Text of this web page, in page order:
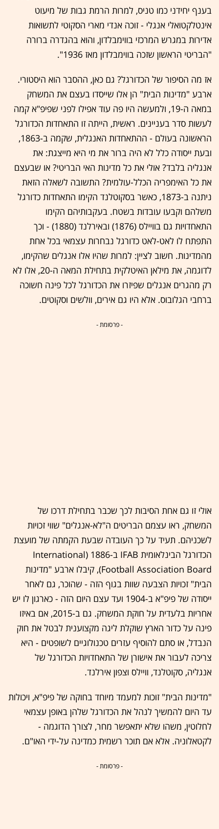
בענף יחידני כמו טניס, למרות הרמת גבות של מיעוט
אינטלקטואלי אנגלי - זוכה אנדי מארי הסקוטי לתשואות
אדירות במגרש המרכזי בווימבלדון, והוא בהגדרה ברורה
"הבריטי הראשון שזכה בווימבלדון מאז 1936".
אז מה הסיפור של הכדורגל? גם כאן, ההסבר הוא היסטורי.
ארבע "מדינות הבית" הן אלו שייסדו בעצם את המשחק
במאה ה-19, ולמעשה היו פה עוד אפילו לפני שפיפ"א קמה
לעשות סדר בעניינים. ראשית, הייתה זו התאחדות הכדורגל
הראשונה בעולם - ההתאחדות האנגלית, שקמה ב-1863,
ובעת ייסודה כלל לא היה ברור את מי היא מייצגת: את
אנגליה בלבד? אולי את כל מדינות האי הבריטי? או שבעצם
את כל האימפריה הכלל-עולמית? התשובה לשאלה הזאת
ניתנה ב-1873, כאשר בסקוטלנד הקימו התאחדות כדורגל
משלהם וקבעו עובדות בשטח. בעקבותיהם הקימו
התאחדויות גם בוויילס (1876) ובאירלנד (1880) - וכך
התפתח לו לאט-לאט כדורגל נבחרות עצמאי בכל אחת
מהמדינות. חשוב לציין: למרות שהיו אלו אנגלים שהקימו,
לדוגמה, את מילאן האיטלקית בתחילת המאה ה-20, אלו לא
רק מהגרים אנגלים שפיזרו את הכדורגל לכל פינה חשוכה
ברחבי הגלובוס. אלא היו גם אירים, וולשים וסקוטים.
- פרסומת -
אולי זו גם אחת הסיבות לכך שכבר בתחילת דרכו של
המשחק, ראו עצמם הבריטים ה"לא-אנגלים" שווי זכויות
לשכניהם. תעיד על כך העובדה שבעת הקמתה של מועצת
הכדורגל הבינלאומית IFAB ב-1886 (International
Football Association Board), קיבלו ארבע "מדינות
הבית" זכויות הצבעה שוות בגוף הזה - שהוכר, גם לאחר
ייסודה של פיפ"א ב-1904 ועד עצם היום הזה - כארגון לו יש
אחריות בלעדית על חוקת המשחק. גם ב-2015, אם באיזו
פינה על כדור הארץ שוקלת ליגה מקצוענית לבטל את חוק
הנבדל, או סתם להוסיף עזרים טכנולוגיים לשופטים - היא
צריכה לעבור את אישורן של התאחדויות הכדורגל של
אנגליה, סקוטלנד, וויילס וצפון אירלנד.
"מדינות הבית" זוכות למעמד מיוחד בחוקה של פיפ"א, ויכולות
עד היום להמשיך לנהל את הכדורגל שלהן באופן עצמאי
לחלוטין, משהו שלא יתאפשר מחר, לצורך הדוגמה -
לקטאלוניה. אלא אם תוכר רשמית כמדינה על-ידי האו"ם.
- פרסומת -